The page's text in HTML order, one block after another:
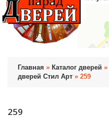
Главная » Каталог дверей »
дверей Стил Арт » 259
259